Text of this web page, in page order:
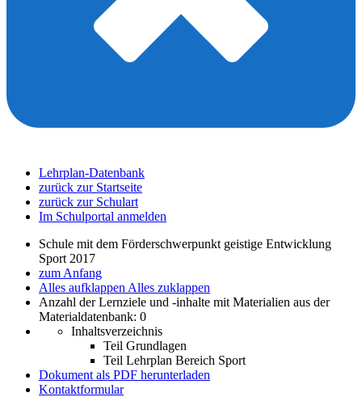
Lehrplan-Datenbank
zurück zur Startseite
zurück zur Schulart
Im Schulportal anmelden
Schule mit dem Förderschwerpunkt geistige Entwicklung
Sport 2017
zum Anfang
Alles aufklappen Alles zuklappen
Anzahl der Lernziele und -inhalte mit Materialien aus der
Materialdatenbank: 0
Inhaltsverzeichnis
Teil Grundlagen
Teil Lehrplan Bereich Sport
Dokument als PDF herunterladen
Kontaktformular